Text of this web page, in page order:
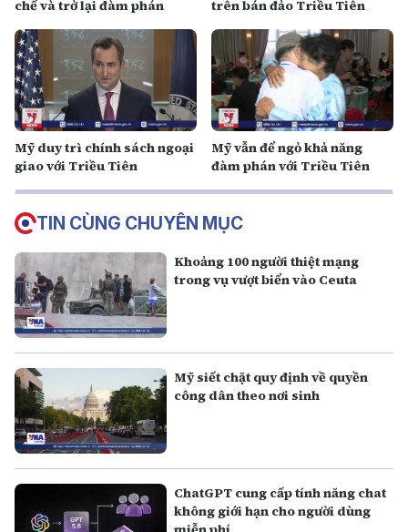
chế và trở lại đàm phán
trên bán đảo Triều Tiên
Mỹ duy trì chính sách ngoại
giao với Triều Tiên
Mỹ vẫn để ngỏ khả năng
đàm phán với Triều Tiên
TIN CÙNG CHUYÊN MỤC
Khoảng 100 người thiệt mạng
trong vụ vượt biển vào Ceuta
Mỹ siết chặt quy định về quyền
công dân theo nơi sinh
ChatGPT cung cấp tính năng chat
không giới hạn cho người dùng